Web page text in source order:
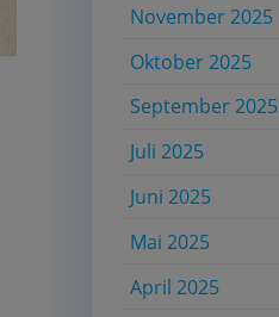
November 2025
Oktober 2025
September 2025
Juli 2025
Juni 2025
Mai 2025
April 2025